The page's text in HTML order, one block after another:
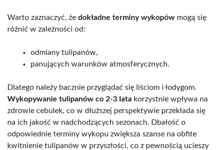
Warto zaznaczyć, że dokładne terminy wykopów mogą się
różnić w zależności od:
odmiany tulipanów,
panujących warunków atmosferycznych.
Dlatego należy bacznie przyglądać się liściom i łodygom.
Wykopywanie tulipanów co 2-3 lata korzystnie wpływa na
zdrowie cebulek, co w dłuższej perspektywie przekłada się
na ich jakość w nadchodzących sezonach. Dbałość o
odpowiednie terminy wykopu zwiększa szanse na obfite
kwitnienie tulipanów w przyszłości, co z pewnością ucieszy